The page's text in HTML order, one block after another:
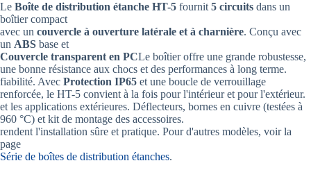
Le Boîte de distribution étanche HT-5 fournit 5 circuits dans un
boîtier compact
avec un couvercle à ouverture latérale et à charnière. Conçu avec
un ABS base et
Couvercle transparent en PCLe boîtier offre une grande robustesse,
une bonne résistance aux chocs et des performances à long terme.
fiabilité. Avec Protection IP65 et une boucle de verrouillage
renforcée, le HT-5 convient à la fois pour l'intérieur et pour l'extérieur.
et les applications extérieures. Déflecteurs, bornes en cuivre (testées à
960 °C) et kit de montage des accessoires.
rendent l'installation sûre et pratique. Pour d'autres modèles, voir la
page
Série de boîtes de distribution étanches.